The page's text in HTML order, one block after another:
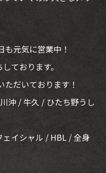
元気に営業中！
ております。
だいております！
沖 / 牛久 / ひたち野うし
イシャル / HBL / 全身